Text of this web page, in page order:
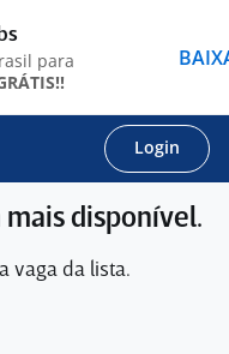
Login
mais disponível.
vaga da lista.
para